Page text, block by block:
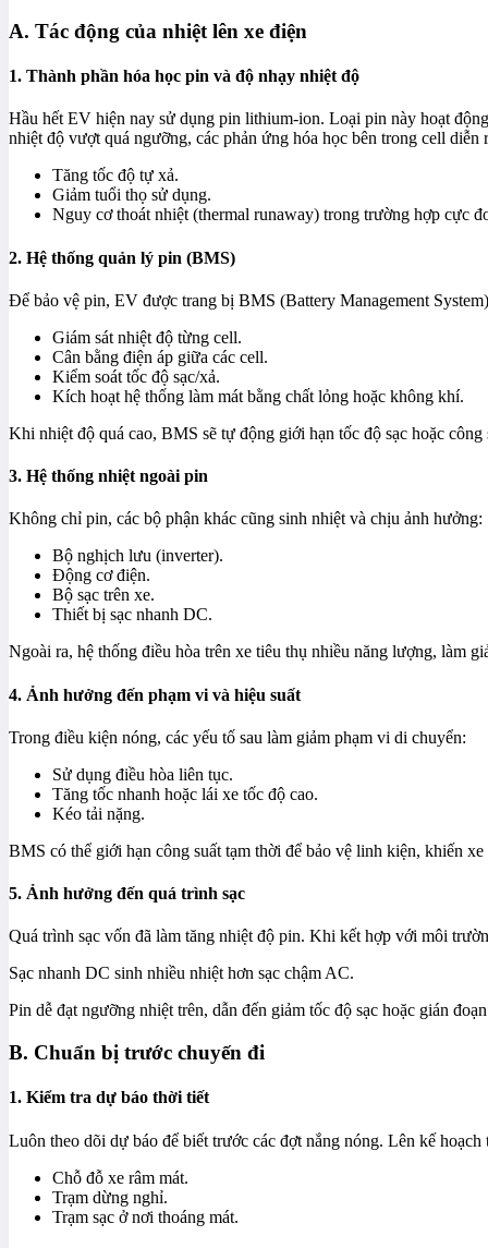
A. Tác động của nhiệt lên xe điện
1. Thành phần hóa học pin và độ nhạy nhiệt độ
Hầu hết EV hiện nay sử dụng pin lithium-ion. Loại pin này hoạt
nhiệt độ vượt quá ngưỡng, các phản ứng hóa học bên trong cell diễn
Tăng tốc độ tự xả.
Giảm tuổi thọ sử dụng.
Nguy cơ thoát nhiệt (thermal runaway) trong trường hợp cực
2. Hệ thống quản lý pin (BMS)
Để bảo vệ pin, EV được trang bị BMS (Battery Management
Giám sát nhiệt độ từng cell.
Cân bằng điện áp giữa các cell.
Kiểm soát tốc độ sạc/xả.
Kích hoạt hệ thống làm mát bằng chất lỏng hoặc không khí.
Khi nhiệt độ quá cao, BMS sẽ tự động giới hạn tốc độ sạc hoặc
3. Hệ thống nhiệt ngoài pin
Không chỉ pin, các bộ phận khác cũng sinh nhiệt và chịu ảnh hưởng:
Bộ nghịch lưu (inverter).
Động cơ điện.
Bộ sạc trên xe.
Thiết bị sạc nhanh DC.
Ngoài ra, hệ thống điều hòa trên xe tiêu thụ nhiều năng lượng, làm
4. Ảnh hưởng đến phạm vi và hiệu suất
Trong điều kiện nóng, các yếu tố sau làm giảm phạm vi di chuyển:
Sử dụng điều hòa liên tục.
Tăng tốc nhanh hoặc lái xe tốc độ cao.
Kéo tải nặng.
BMS có thể giới hạn công suất tạm thời để bảo vệ linh kiện, khiến xe
5. Ảnh hưởng đến quá trình sạc
Quá trình sạc vốn đã làm tăng nhiệt độ pin. Khi kết hợp với môi
Sạc nhanh DC sinh nhiều nhiệt hơn sạc chậm AC.
Pin dễ đạt ngưỡng nhiệt trên, dẫn đến giảm tốc độ sạc hoặc gián
B. Chuẩn bị trước chuyến đi
1. Kiểm tra dự báo thời tiết
Luôn theo dõi dự báo để biết trước các đợt nắng nóng. Lên kế hoạch
Chỗ đỗ xe râm mát.
Trạm dừng nghỉ.
Trạm sạc ở nơi thoáng mát.